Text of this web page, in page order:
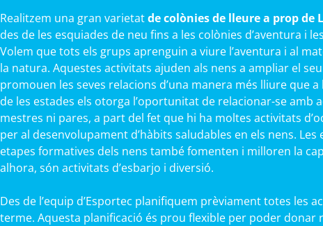
Realitzem una gran varietatde colònies de lleure a prop de
des de les esquiades de neu fins a les colònies d’aventura i
Volem que tots els grups aprenguin a viure l’aventura i al
la natura. Aquestes activitats ajuden als nens a ampliar el
promouen les seves relacions d’una manera més lliure que a
de les estades els otorga l’oportunitat de relacionar-se amb
mestres ni pares, a part del fet que hi ha moltes activitats
per al desenvolupament d’hàbits saludables en els nens.
etapes formatives dels nens també fomenten i milloren la
alhora, són activitats d’esbarjo i diversió.
Des de l’equip d’Esportec planifiquem prèviament totes les
terme. Aquesta planificació és prou flexible per poder donar